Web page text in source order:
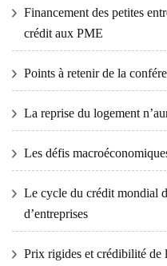
Financement des petites
crédit aux PME
Points à retenir de la
La reprise du logement
Les défis
Le cycle du crédit mondial
d’entreprises
Prix ​​​​rigides et crédibilité de